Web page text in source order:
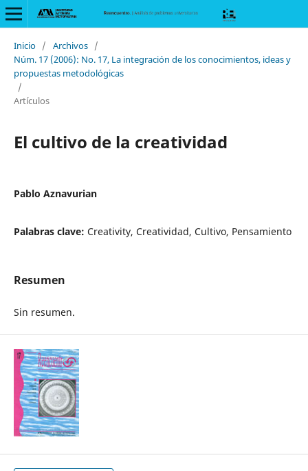
Inicio / Archivos /
Núm. 17 (2006): No. 17, La integración de los conocimientos, ideas y
propuestas metodológicas
/
Artículos
El cultivo de la creatividad
Pablo Aznavurian
Palabras clave: Creativity, Creatividad, Cultivo, Pensamiento
Resumen
Sin resumen.